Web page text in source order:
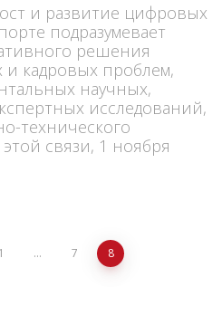
и развитие цифровых
подразумевает
решения
кадровых проблем,
научных,
исследований,
технического
связи, 1 ноября
1 … 7 8